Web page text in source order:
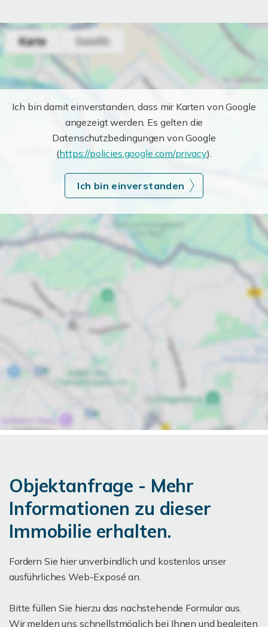
Ich bin damit einverstanden, dass mir Karten von Google
angezeigt werden. Es gelten die
Datenschutzbedingungen von Google
(https://policies.google.com/privacy).
Ich bin einverstanden
Objektanfrage - Mehr
Informationen zu dieser
Immobilie erhalten.
Fordern Sie hier unverbindlich und kostenlos unser
ausführliches Web-Exposé an.
Bitte füllen Sie hierzu das nachstehende Formular aus.
Wir melden uns schnellstmöglich bei Ihnen und begleiten